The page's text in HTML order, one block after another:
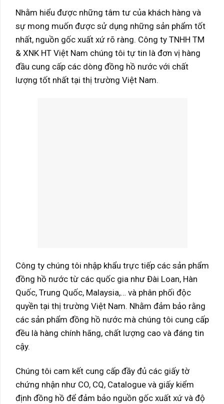
Nhằm hiểu được những tâm tư của khách hàng và
sự mong muốn được sử dụng những sản phẩm tốt
nhất, nguồn gốc xuất xứ rõ ràng. Công ty TNHH TM
& XNK HT Việt Nam chúng tôi tự tin là đơn vị hàng
đầu cung cấp các dòng đồng hồ nước với chất
lượng tốt nhất tại thị trường Việt Nam.
Công ty chúng tôi nhập khẩu trực tiếp các sản phẩm
đồng hồ nước từ các quốc gia như Đài Loan, Hàn
Quốc, Trung Quốc, Malaysia,… và phân phối độc
quyền tại thị trường Việt Nam. Nhằm đảm bảo rằng
các sản phẩm đồng hồ nước mà chúng tôi cung cấp
đều là hàng chính hãng, chất lượng cao và đáng tin
cậy.
Chúng tôi cam kết cung cấp đầy đủ các giấy tờ
chứng nhận như CO, CQ, Catalogue và giấy kiểm
định đồng hồ để đảm bảo nguồn gốc xuất xứ và độ